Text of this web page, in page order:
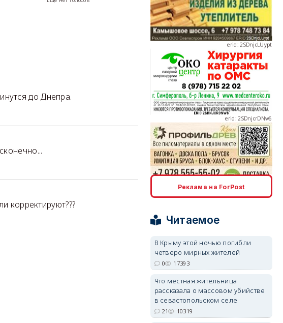
до Днепра.
корректируют???
erid: 2SDnjdvhGXG
erid: 2SDnjcLUypt
erid: 2SDnjdPjgYS
Реклама на ForPost
Читаемое
В Крыму этой ночью погибли
четверо мирных жителей
0 17393
Что местная жительница
рассказала о массовом убийстве
в севастопольском селе
21 10319